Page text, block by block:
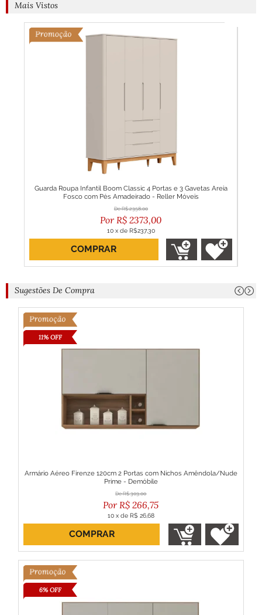
Mais Vistos
Guarda Roupa Infantil Boom Classic 4 Portas e 3 Gavetas Areia
Fosco com Pés Amadeirado - Reller Móveis
R$ 2358,00
R$ 2373,00
10 x de R$237,30
COMPRAR
Sugestões De Compra
11% OFF
Armário Aéreo Firenze 120cm 2 Portas com Nichos Amêndola/Nude
Prime - Demóbile
R$ 303,00
R$ 266,75
10 x de R$ 26,68
ou R$ 240,08 no boleto
COMPRAR
6% OFF